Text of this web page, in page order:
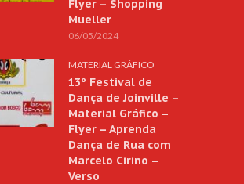
Flyer – Shopping
Mueller
06/05/2024
MATERIAL GRÁFICO
13º Festival de
Dança de Joinville –
Material Gráfico –
Flyer – Aprenda
Dança de Rua com
Marcelo Cirino –
Verso